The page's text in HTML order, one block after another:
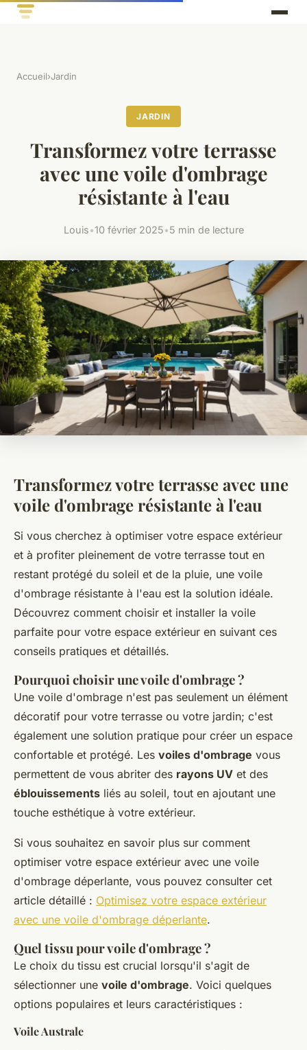
Accueil›Jardin
JARDIN
Transformez votre terrasse
avec une voile d'ombrage
résistante à l'eau
Louis•10 février 2025•5 min de lecture
Transformez votre terrasse avec une
voile d'ombrage résistante à l'eau
Si vous cherchez à optimiser votre espace extérieur
et à profiter pleinement de votre terrasse tout en
restant protégé du soleil et de la pluie, une voile
d'ombrage résistante à l'eau est la solution idéale.
Découvrez comment choisir et installer la voile
parfaite pour votre espace extérieur en suivant ces
conseils pratiques et détaillés.
Pourquoi choisir une voile d'ombrage ?
Une voile d'ombrage n'est pas seulement un élément
décoratif pour votre terrasse ou votre jardin; c'est
également une solution pratique pour créer un espace
confortable et protégé. Les voiles d'ombrage vous
permettent de vous abriter des rayons UV et des
éblouissements liés au soleil, tout en ajoutant une
touche esthétique à votre extérieur.
Si vous souhaitez en savoir plus sur comment
optimiser votre espace extérieur avec une voile
d'ombrage déperlante, vous pouvez consulter cet
article détaillé : Optimisez votre espace extérieur
avec une voile d'ombrage déperlante.
Quel tissu pour voile d'ombrage ?
Le choix du tissu est crucial lorsqu'il s'agit de
sélectionner une voile d'ombrage. Voici quelques
options populaires et leurs caractéristiques :
Voile Australe